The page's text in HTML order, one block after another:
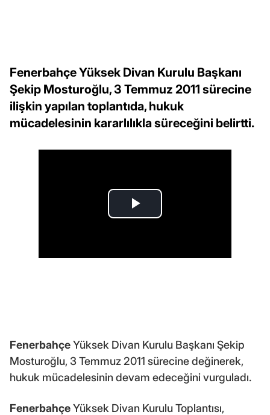
Fenerbahçe Yüksek Divan Kurulu Başkanı
Şekip Mosturoğlu, 3 Temmuz 2011 sürecine
ilişkin yapılan toplantıda, hukuk
mücadelesinin kararlılıkla süreceğini belirtti.
FenerbahçeYüksek Divan Kurulu Başkanı Şekip
Mosturoğlu, 3 Temmuz 2011 sürecine değinerek,
hukuk mücadelesinin devam edeceğini vurguladı.
FenerbahçeYüksek Divan Kurulu Toplantısı,